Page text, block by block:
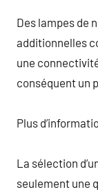
Des lampes de
additionnelles
une
conséquent un
Plus
La sélection
seulement une